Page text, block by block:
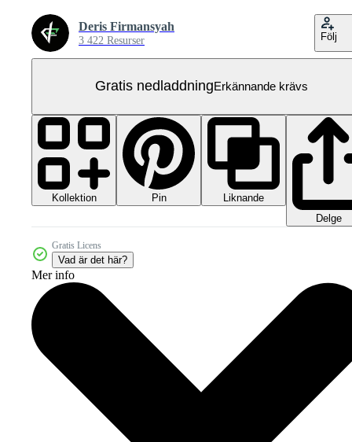
Deris Firmansyah
3 422 Resurser Följ
Gratis nedladdningErkännande krävs
Kollektion Pin
Liknande
Delge
Gratis Licens
Vad är det här?
Mer info